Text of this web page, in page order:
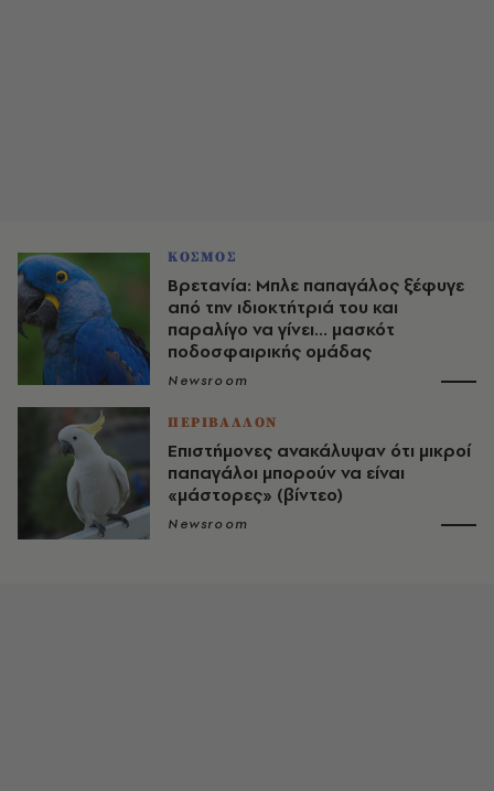
ΚΟΣΜΟΣ
Βρετανία: Μπλε παπαγάλος ξέφυγε
από την ιδιοκτήτριά του και
παραλίγο να γίνει... μασκότ
ποδοσφαιρικής ομάδας
Newsroom
ΠΕΡΙΒΑΛΛΟΝ
Επιστήμονες ανακάλυψαν ότι μικροί
παπαγάλοι μπορούν να είναι
«μάστορες» (βίντεο)
Newsroom